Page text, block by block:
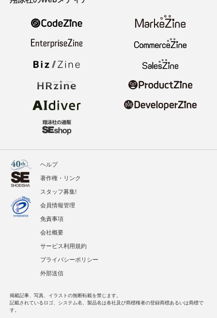
ヘルプ
著作権・リンク
スタッフ募集!
会員情報管理
免責事項
会社概要
サービス利用規約
プライバシーポリシー
外部送信
掲載記事、写真、イラストの無断転載を禁じます。
記載されているロゴ、システム名、製品名は各社及び商標権者の登録商標あるいは商標で
す。